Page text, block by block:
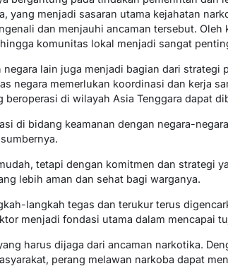
yang menjadi sasaran utama kejahatan
dan menjauhi ancaman tersebut.
komunitas lokal menjadi sangat
lain juga menjadi bagian dari strategi
negara memerlukan koordinasi dan kerja
di wilayah Asia Tenggara dapat
di bidang keamanan dengan negara-
tetapi dengan komitmen dan strategi
lebih aman dan sehat bagi warganya.
langkah tegas dan terukur terus
menjadi fondasi utama dalam mencapai
harus dijaga dari ancaman narkotika.
perang melawan narkoba dapat